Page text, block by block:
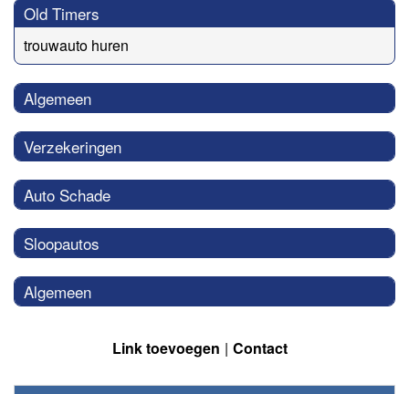
Old Timers
trouwauto huren
Algemeen
Verzekeringen
Auto Schade
Sloopautos
Algemeen
Link toevoegen Contact